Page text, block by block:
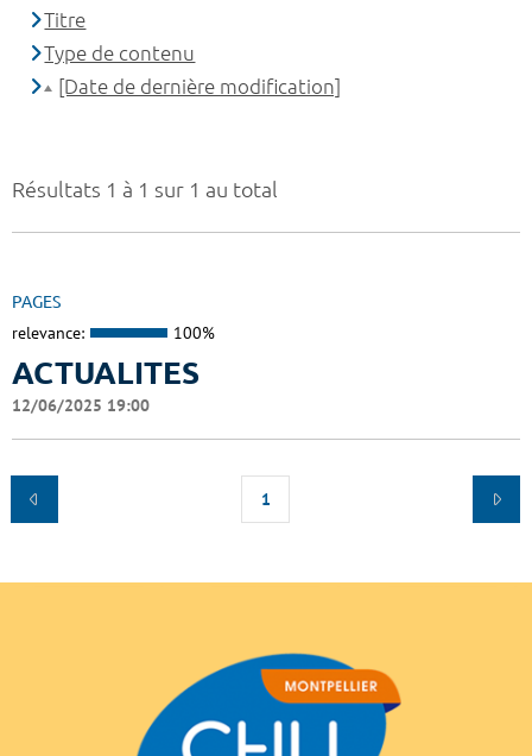
Résultats 1 à 1 sur 1 au total
PAGES
relevance: 100%
ACTUALITES
12/06/2025 19:00
1
Titre
Type de contenu
[Date de dernière modification]